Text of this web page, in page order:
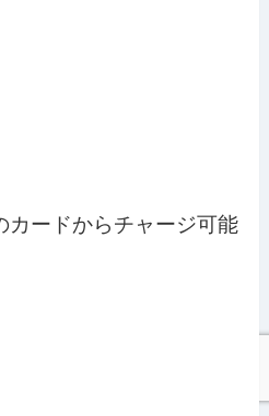
カードからチャージ可能